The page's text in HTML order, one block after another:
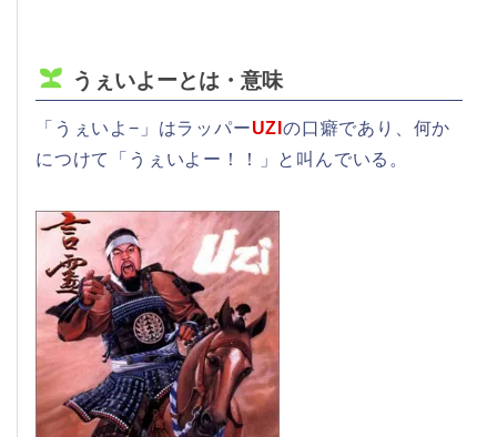
うぇいよーとは・意味
「うぇいよ−」はラッパーUZIの口癖であり、何か
につけて「うぇいよー！！」と叫んでいる。